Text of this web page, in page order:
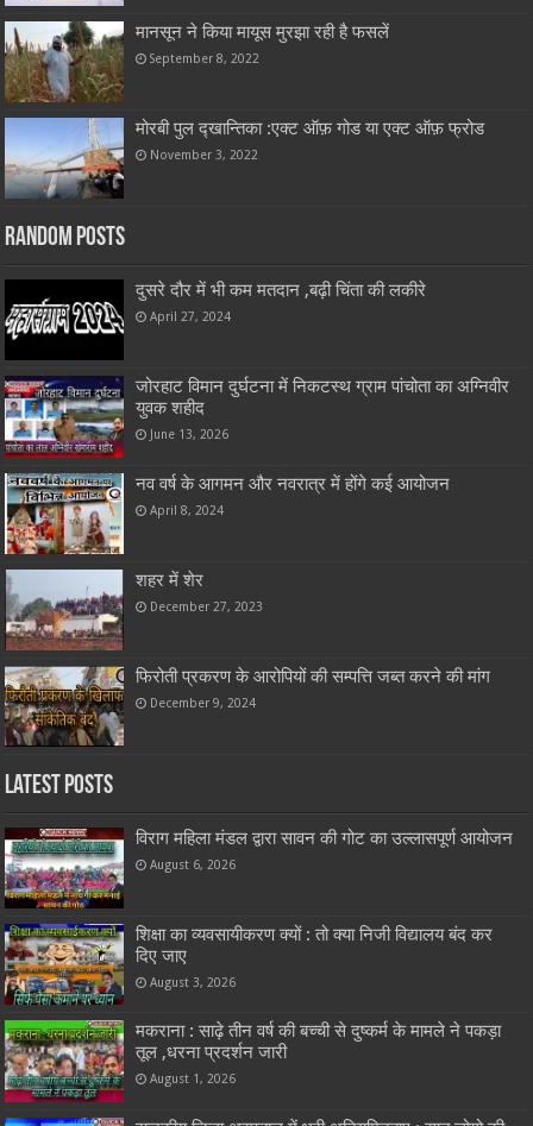
मानसून ने किया मायूस मुरझा रही है फसलें
September 8, 2022
मोरबी पुल द्खान्तिका :एक्ट ऑफ़ गोड या एक्ट ऑफ़ फ्रोड
November 3, 2022
Random Posts
दुसरे दौर में भी कम मतदान ,बढ़ी चिंता की लकीरे
April 27, 2024
जोरहाट विमान दुर्घटना में निकटस्थ ग्राम पांचोता का अग्निवीर
युवक शहीद
June 13, 2026
नव वर्ष के आगमन और नवरात्र में होंगे कई आयोजन
April 8, 2024
शहर में शेर
December 27, 2023
फिरोती प्रकरण के आरोपियों की सम्पत्ति जब्त करने की मांग
December 9, 2024
Latest Posts
विराग महिला मंडल द्वारा सावन की गोट का उल्लासपूर्ण आयोजन
August 6, 2026
शिक्षा का व्यवसायीकरण क्यों : तो क्या निजी विद्यालय बंद कर
दिए जाए
August 3, 2026
मकराना : साढ़े तीन वर्ष की बच्ची से दुष्कर्म के मामले ने पकड़ा
तूल ,धरना प्रदर्शन जारी
August 1, 2026